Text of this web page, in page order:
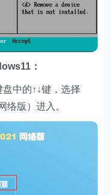
：
中的↑↓键，选择
络版）进入。